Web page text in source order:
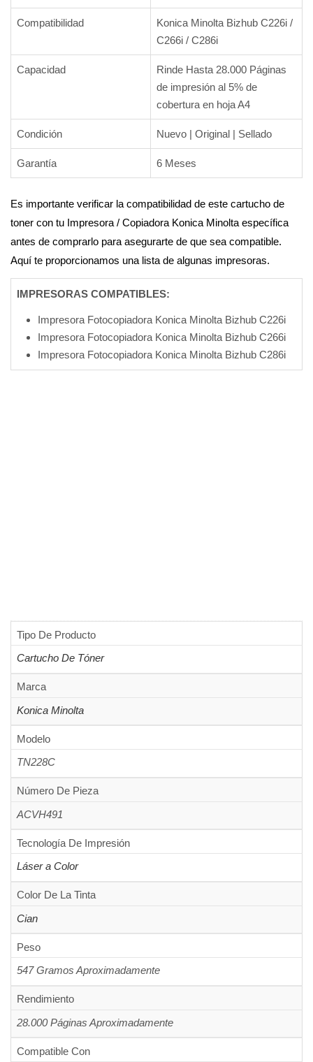
Compatibilidad
Konica Minolta Bizhub C226i /
C266i / C286i
Capacidad
Rinde Hasta 28.000 Páginas
de impresión al 5% de
cobertura en hoja A4
Condición Nuevo | Original | Sellado
Garantía 6 Meses
Es importante verificar la compatibilidad de este cartucho de
toner con tu Impresora / Copiadora Konica Minolta específica
antes de comprarlo para asegurarte de que sea compatible.
Aquí te proporcionamos una lista de algunas impresoras.
IMPRESORAS COMPATIBLES:
Impresora Fotocopiadora Konica Minolta Bizhub C226i
Impresora Fotocopiadora Konica Minolta Bizhub C266i
Impresora Fotocopiadora Konica Minolta Bizhub C286i
Tipo De Producto
Cartucho De Tóner
Marca
Konica Minolta
Modelo
TN228C
Número De Pieza
ACVH491
Tecnología De Impresión
Láser a Color
Color De La Tinta
Cian
Peso
547 Gramos Aproximadamente
Rendimiento
28.000 Páginas Aproximadamente
Compatible Con